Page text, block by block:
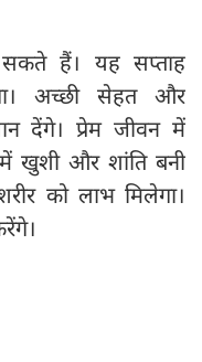
हैं। यह सप्ताह
अच्छी सेहत और
देंगे। प्रेम जीवन में
खुशी और शांति बनी
को लाभ मिलेगा।